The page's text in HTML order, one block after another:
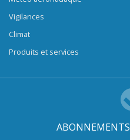
Vigilances
Climat
Produits et services